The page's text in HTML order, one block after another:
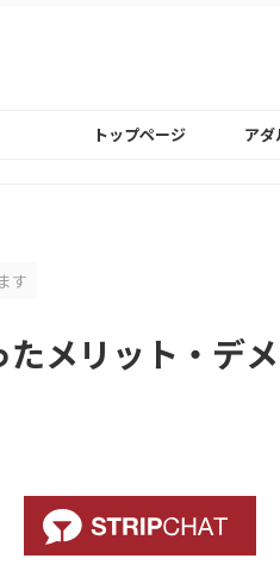
トップページ ア
す
メリット・デ